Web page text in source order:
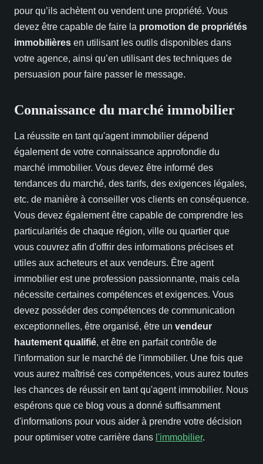
pour qu’ils achètent ou vendent une propriété. Vous
devez être capable de faire la promotion de propriétés
immobilières en utilisant les outils disponibles dans
votre agence, ainsi qu’en utilisant des techniques de
persuasion pour faire passer le message.
Connaissance du marché immobilier
La réussite en tant qu'agent immobilier dépend
également de votre connaissance approfondie du
marché immobilier. Vous devez être informé des
tendances du marché, des tarifs, des exigences légales,
etc. de manière à conseiller vos clients en conséquence.
Vous devez également être capable de comprendre les
particularités de chaque région, ville ou quartier que
vous couvrez afin d'offrir des informations précises et
utiles aux acheteurs et aux vendeurs. Être agent
immobilier est une profession passionnante, mais cela
nécessite certaines compétences et exigences. Vous
devez posséder des compétences de communication
exceptionnelles, être organisé, être un vendeur
hautement qualifié, et être en parfait contrôle de
l'information sur le marché de l'immobilier. Une fois que
vous aurez maîtrisé ces compétences, vous aurez toutes
les chances de réussir en tant qu'agent immobilier. Nous
espérons que ce blog vous a donné suffisamment
d'informations pour vous aider à prendre votre décision
pour optimiser votre carrière dans l'immobilier.